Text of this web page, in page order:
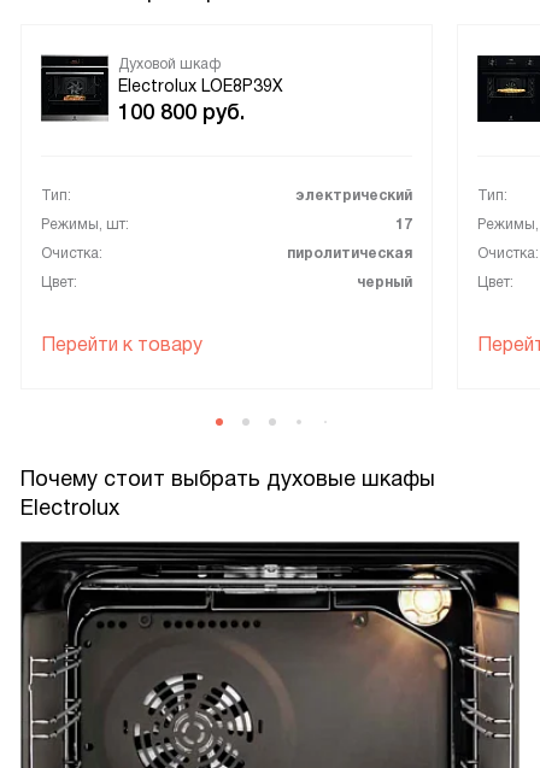
Духовой шкаф
Electrolux LOE8P39X
100 800 руб.
Тип:
электрический
Режимы, шт:
17
Очистка:
пиролитическая
Цвет:
черный
Перейти к товару
Тип:
Очистка:
Цвет:
Почему стоит выбрать духовые шкафы
Electrolux